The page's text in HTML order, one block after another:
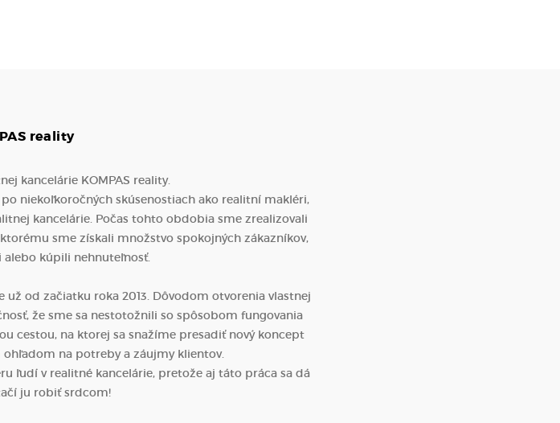
reality
kancelárie KOMPAS reality.
niekoľkoročných skúsenostiach ako realitní makléri,
kancelárie. Počas tohto obdobia sme zrealizovali
sme získali množstvo spokojných zákazníkov,
kúpili nehnuteľnosť.
od začiatku roka 2013. Dôvodom otvorenia vlastnej
že sme sa nestotožnili so spôsobom fungovania
cestou, na ktorej sa snažíme presadiť nový koncept
na potreby a záujmy klientov.
ľudí v realitné kancelárie, pretože aj táto práca sa dá
ju robiť srdcom!